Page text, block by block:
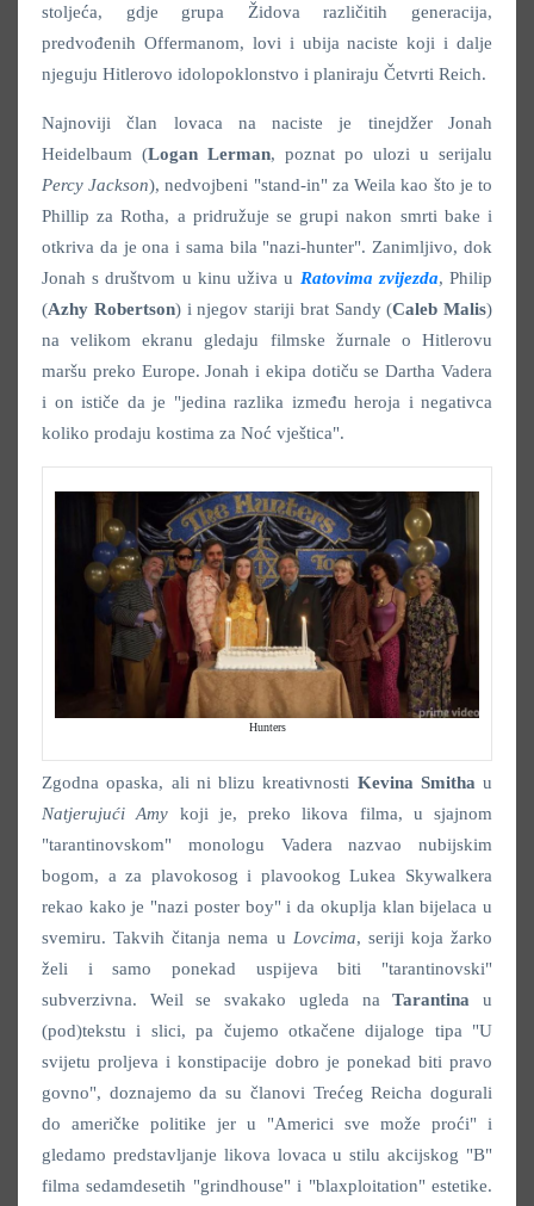
stoljeća, gdje grupa Židova različitih generacija,
predvođenih Offermanom, lovi i ubija naciste koji i dalje
njeguju Hitlerovo idolopoklonstvo i planiraju Četvrti Reich.
Najnoviji član lovaca na naciste je tinejdžer Jonah
Heidelbaum (Logan Lerman, poznat po ulozi u serijalu
Percy Jackson), nedvojbeni "stand-in" za Weila kao što je to
Phillip za Rotha, a pridružuje se grupi nakon smrti bake i
otkriva da je ona i sama bila "nazi-hunter". Zanimljivo, dok
Jonah s društvom u kinu uživa u Ratovima zvijezda, Philip
(Azhy Robertson) i njegov stariji brat Sandy (Caleb Malis)
na velikom ekranu gledaju filmske žurnale o Hitlerovu
maršu preko Europe. Jonah i ekipa dotiču se Dartha Vadera
i on ističe da je "jedina razlika između heroja i negativca
koliko prodaju kostima za Noć vještica".
Hunters
Zgodna opaska, ali ni blizu kreativnosti Kevina Smitha u
Natjerujući Amy koji je, preko likova filma, u sjajnom
"tarantinovskom" monologu Vadera nazvao nubijskim
bogom, a za plavokosog i plavookog Lukea Skywalkera
rekao kako je "nazi poster boy" i da okuplja klan bijelaca u
svemiru. Takvih čitanja nema u Lovcima, seriji koja žarko
želi i samo ponekad uspijeva biti "tarantinovski"
subverzivna. Weil se svakako ugleda naTarantina u
(pod)tekstu i slici, pa čujemo otkačene dijaloge tipa "U
svijetu proljeva i konstipacije dobro je ponekad biti pravo
govno", doznajemo da su članovi Trećeg Reicha dogurali
do američke politike jer u "Americi sve može proći" i
gledamo predstavljanje likova lovaca u stilu akcijskog "B"
filma sedamdesetih "grindhouse" i "blaxploitation" estetike.